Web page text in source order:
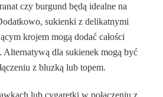
czy burgund będą idealne na
sukienki z delikatnymi
krojem mogą dodać całości
dla sukienek mogą być
z bluzką lub topem.
lub cygaretki w połączeniu z